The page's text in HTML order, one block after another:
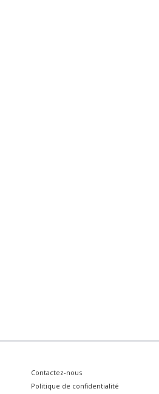
Contactez-nous
Politique de confidentialité